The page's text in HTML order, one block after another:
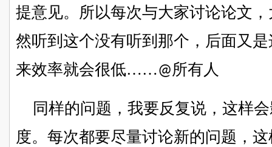
提意见。所以每次与大家讨论论文
然听到这个没有听到那个，后面又
来效率就会很低……@所有人
同样的问题，我要反复说，这样
度。每次都要尽量讨论新的问题，